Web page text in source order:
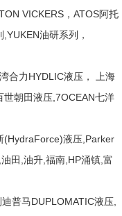
VICKERS，ATOS阿托
油研系列，
合力HYDLIC液压， 上海
朝田液压,7OCEAN七洋
(HydraForce)液压,Parker
田,油升,福南,HP涌镇,富
普马DUPLOMATIC液压,